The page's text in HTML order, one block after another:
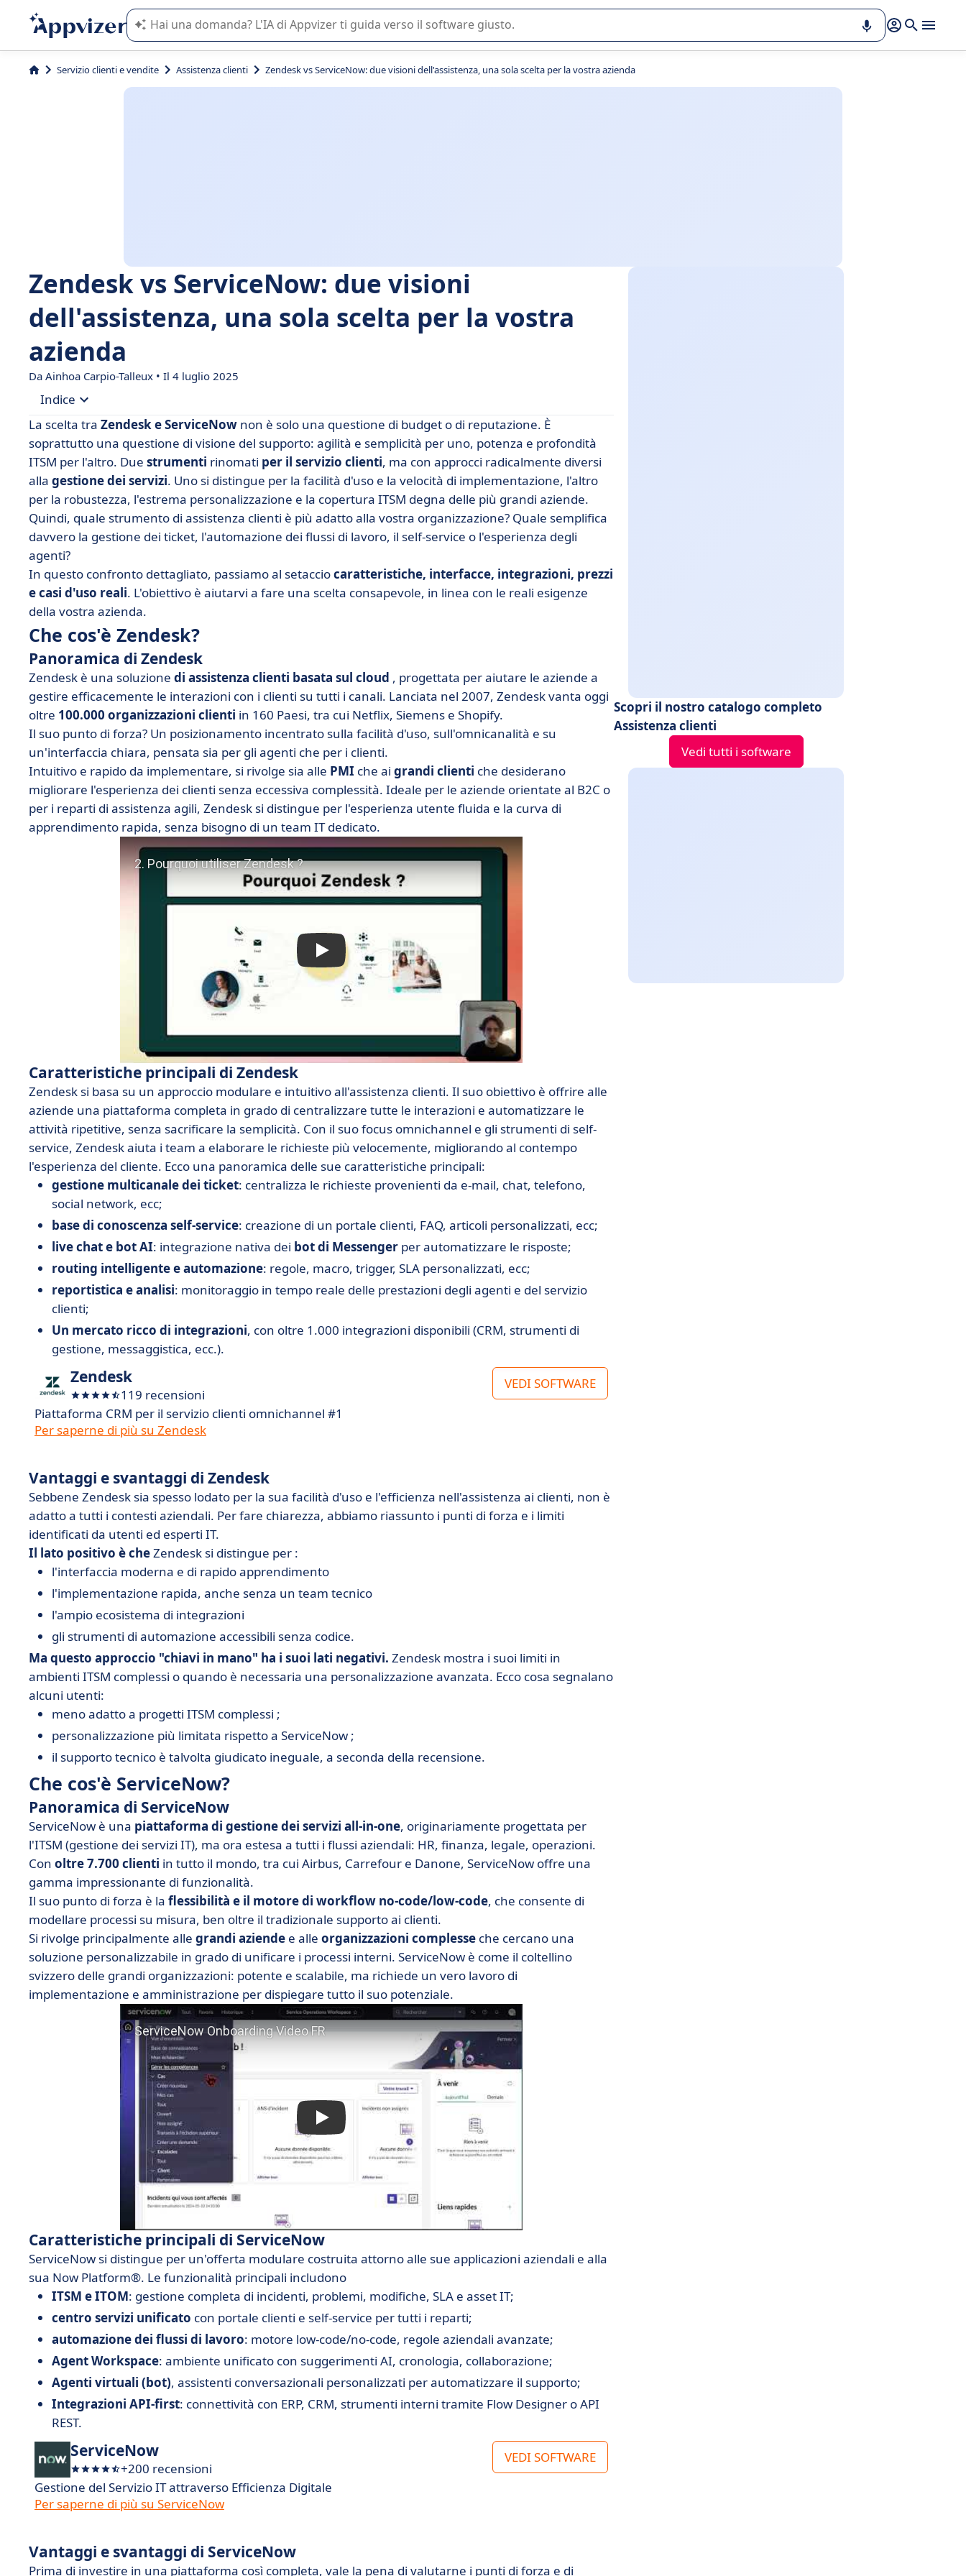
L'IA di Appvizer vi guida nell'utilizzo o nella scelta di un software SaaS per la vostra azienda.
Servizio clienti e vendite Assistenza clienti Zendesk vs ServiceNow: due visioni dell'assistenza, una sola scelta per la vostra azienda
Zendesk vs ServiceNow: due visioni
dell'assistenza, una sola scelta per la vostra
azienda
Da Ainhoa Carpio-Talleux • Il 4 luglio 2025
Indice
• Che cos'è Zendesk?
• Che cos'è ServiceNow?
• Zendesk vs ServiceNow: caratteristiche a confronto
• Zendesk vs ServiceNow: confronta i prezzi
• Zendesk vs ServiceNow: quale interfaccia è più intuitiva?
• Zendesk vs ServiceNow: integrazioni a confronto
• Quando scegliere Zendesk o ServiceNow?
• Zendesk vs ServiceNow: una sintesi per aiutarvi a decidere
• FAQ : Zendesk vs ServiceNow
La scelta tra Zendesk eServiceNow non è solo una questione di budget o di reputazione. È
soprattutto una questione di visione del supporto: agilità e semplicità per uno, potenza e profondità
ITSM per l'altro. Due strumenti rinomati per il servizio clienti, ma con approcci radicalmente diversi
alla gestione dei servizi. Uno si distingue per la facilità d'uso e la velocità di implementazione, l'altro
per la robustezza, l'estrema personalizzazione e la copertura ITSM degna delle più grandi aziende.
Quindi, quale strumento di assistenza clienti è più adatto alla vostra organizzazione? Quale semplifica
davvero la gestione dei ticket, l'automazione dei flussi di lavoro, il self-service o l'esperienza degli
agenti?
In questo confronto dettagliato, passiamo al setacciocaratteristiche, interfacce, integrazioni, prezzi
e casi d'uso reali. L'obiettivo è aiutarvi a fare una scelta consapevole, in linea con le reali esigenze
della vostra azienda.
Che cos'è Zendesk?
Panoramica di Zendesk
Zendesk è una soluzione di assistenza clienti basata sul cloud , progettata per aiutare le aziende a
gestire efficacemente le interazioni con i clienti su tutti i canali. Lanciata nel 2007, Zendesk vanta oggi
oltre 100.000 organizzazioni clienti in 160 Paesi, tra cui Netflix, Siemens e Shopify.
Il suo punto di forza? Un posizionamento incentrato sulla facilità d'uso, sull'omnicanalità e su
un'interfaccia chiara, pensata sia per gli agenti che per i clienti.
Intuitivo e rapido da implementare, si rivolge sia alle PMI che ai grandi clienti che desiderano
migliorare l'esperienza dei clienti senza eccessiva complessità. Ideale per le aziende orientate al B2C o
per i reparti di assistenza agili, Zendesk si distingue per l'esperienza utente fluida e la curva di
apprendimento rapida, senza bisogno di un team IT dedicato.
Caratteristiche principali di Zendesk
Zendesk si basa su un approccio modulare e intuitivo all'assistenza clienti. Il suo obiettivo è offrire alle
aziende una piattaforma completa in grado di centralizzare tutte le interazioni e automatizzare le
attività ripetitive, senza sacrificare la semplicità. Con il suo focus omnichannel e gli strumenti di self-
service, Zendesk aiuta i team a elaborare le richieste più velocemente, migliorando al contempo
l'esperienza del cliente. Ecco una panoramica delle sue caratteristiche principali:
gestione multicanale dei ticket: centralizza le richieste provenienti da e-mail, chat, telefono,
social network, ecc;
base di conoscenza self-service: creazione di un portale clienti, FAQ, articoli personalizzati, ecc;
live chat e bot AI: integrazione nativa dei bot di Messenger per automatizzare le risposte;
routing intelligente e automazione: regole, macro, trigger, SLA personalizzati, ecc;
reportistica e analisi: monitoraggio in tempo reale delle prestazioni degli agenti e del servizio
clienti;
Un mercato ricco di integrazioni, con oltre 1.000 integrazioni disponibili (CRM, strumenti di
gestione, messaggistica, ecc.).
Zendesk
119 recensioni
VEDI SOFTWARE
Piattaforma CRM per il servizio clienti omnichannel #1
Per saperne di più su Zendesk
Vantaggi e svantaggi di Zendesk
Sebbene Zendesk sia spesso lodato per la sua facilità d'uso e l'efficienza nell'assistenza ai clienti, non è
adatto a tutti i contesti aziendali. Per fare chiarezza, abbiamo riassunto i punti di forza e i limiti
identificati da utenti ed esperti IT.
Il lato positivo è cheZendesk si distingue per :
l'interfaccia moderna e di rapido apprendimento
l'implementazione rapida, anche senza un team tecnico
l'ampio ecosistema di integrazioni
gli strumenti di automazione accessibili senza codice.
Ma questo approccio "chiavi in mano" ha i suoi lati negativi. Zendesk mostra i suoi limiti in
ambienti ITSM complessi o quando è necessaria una personalizzazione avanzata. Ecco cosa segnalano
alcuni utenti:
meno adatto a progetti ITSM complessi ;
personalizzazione più limitata rispetto a ServiceNow ;
il supporto tecnico è talvolta giudicato ineguale, a seconda della recensione.
Che cos'è ServiceNow?
Panoramica di ServiceNow
ServiceNow è una piattaforma di gestione dei servizi all-in-one, originariamente progettata per
l'ITSM (gestione dei servizi IT), ma ora estesa a tutti i flussi aziendali: HR, finanza, legale, operazioni.
Con oltre 7.700 clienti in tutto il mondo, tra cui Airbus, Carrefour e Danone, ServiceNow offre una
gamma impressionante di funzionalità.
Il suo punto di forza è la flessibilità e il motore di workflow no-code/low-code, che consente di
modellare processi su misura, ben oltre il tradizionale supporto ai clienti.
Si rivolge principalmente alle grandi aziende e alle organizzazioni complesse che cercano una
soluzione personalizzabile in grado di unificare i processi interni. ServiceNow è come il coltellino
svizzero delle grandi organizzazioni: potente e scalabile, ma richiede un vero lavoro di
implementazione e amministrazione per dispiegare tutto il suo potenziale.
Caratteristiche principali di ServiceNow
ServiceNow si distingue per un'offerta modulare costruita attorno alle sue applicazioni aziendali e alla
sua Now Platform®. Le funzionalità principali includono
ITSM e ITOM: gestione completa di incidenti, problemi, modifiche, SLA e asset IT;
centro servizi unificato con portale clienti e self-service per tutti i reparti;
automazione dei flussi di lavoro: motore low-code/no-code, regole aziendali avanzate;
Agent Workspace: ambiente unificato con suggerimenti AI, cronologia, collaborazione;
Agenti virtuali (bot), assistenti conversazionali personalizzati per automatizzare il supporto;
Integrazioni API-first: connettività con ERP, CRM, strumenti interni tramite Flow Designer o API
REST.
ServiceNow
+200 recensioni
VEDI SOFTWARE
Gestione del Servizio IT attraverso Efficienza Digitale
Per saperne di più su ServiceNow
Vantaggi e svantaggi di ServiceNow
Prima di investire in una piattaforma così completa, vale la pena di valutarne i punti di forza e di
Scopri il nostro catalogo completo
Assistenza clienti
Vedi tutti i software